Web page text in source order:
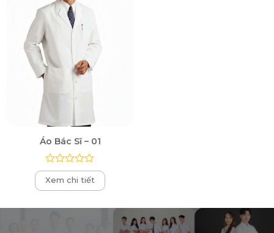
Áo Bác Sĩ – 01
Được
xếp
hạng
Xem chi tiết